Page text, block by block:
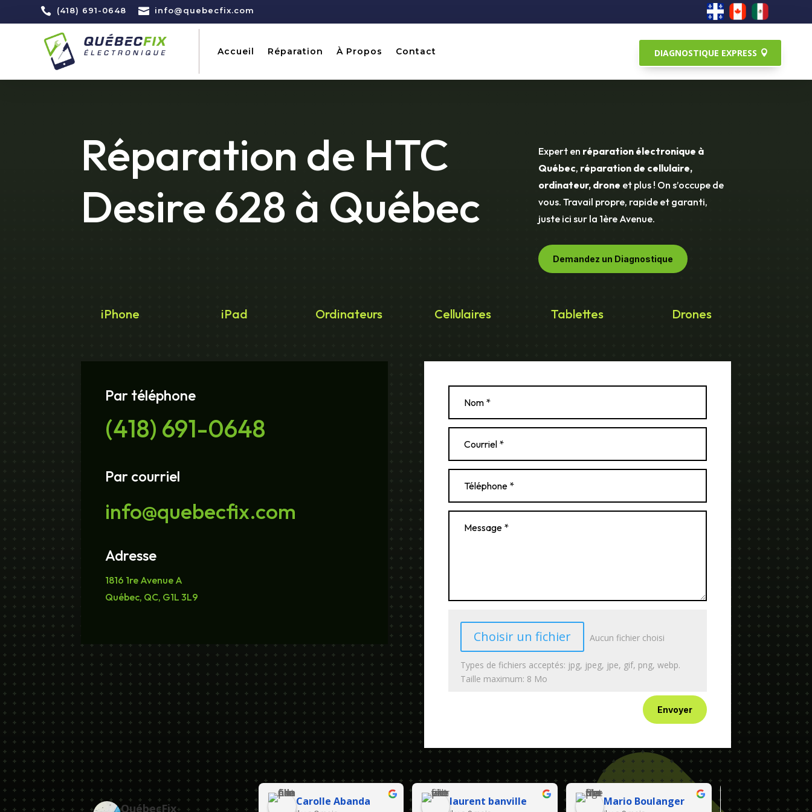
 (418) 691-0648  info@quebecfix.com
Accueil Réparation À Propos Contact DIAGNOSTIQUE EXPRESS
Réparation de HTC
Desire 628 à Québec
Expert en réparation électronique à
Québec, réparation de cellulaire,
ordinateur, drone et plus ! On s’occupe de
vous. Travail propre, rapide et garanti,
juste ici sur la 1ère Avenue.
Demandez un Diagnostique
iPhone iPad Ordinateurs Cellulaires Tablettes Drones
Par téléphone
(418) 691-0648
Par courriel
info@quebecfix.com
Adresse
1816 1re Avenue A
Québec, QC, G1L 3L9
Choisir un fichier Aucun fichier choisi
Types de fichiers acceptés: jpg, jpeg, jpe, gif, png, webp.
Taille maximum: 8 Mo
Envoyer
QuébecFix
Ricardo Talbot Carolle Abanda laurent banville Mario Boulanger